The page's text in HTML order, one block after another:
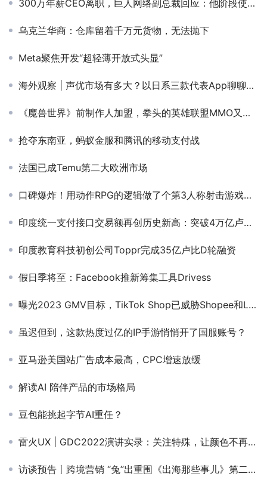
300万年薪CEO离职，巨人网络副总裁回应：他阶段使命已完成，游戏是属于年轻人的事业
乌克兰华商：仓库留着千万元货物，无法抛下
Meta聚焦开发“超轻薄开放式头显”
海外观察 | 声优市场有多大？以日系三款代表App聊聊这个细分社交赛道的潜力
《魔兽世界》前制作人加盟，拳头的英雄联盟MMO又有戏了？
抢夺东南亚，蚂蚁金服和腾讯的移动支付战
法国已成Temu第二大欧洲市场
口碑爆炸！用动作RPG的逻辑做了个第3人称射击游戏，《尘白禁区》的玩法融合如何获得玩家认可
印度统一支付接口交易额再创历史新高：突破4万亿卢比大关
印度教育科技初创公司Toppr完成35亿卢比D轮融资
假日季将至：Facebook推新筹集工具Drivess
曝光2023 GMV目标，TikTok Shop已威胁Shopee和Lazada霸主地位
虽迟但到，这款热度过亿的IP手游悄悄开了国服账号？
亚马逊美国站广告成本最高，CPC增速放缓
解读AI 陪伴产品的市场格局
豆包能挑起字节AI重任？
雷火UX | GDC2022演讲实录：关注特殊，让颜色不再成为认知障碍
访谈预告丨跨境营销 “兔”出重围《出海那些事儿》第二季震撼上线